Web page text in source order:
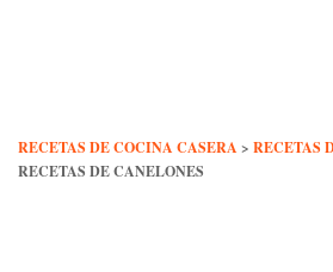
RECETAS DE COCINA CASERA > RECETAS
RECETAS DE CANELONES